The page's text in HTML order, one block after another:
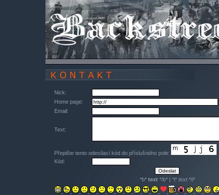
Nick:
Home page:
Email:
Text:
Přepište tento odesílací kód do příslušného pole:
Kód:
*b* text*/b* | *i* text*/i*